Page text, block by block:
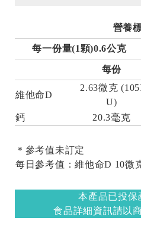
營養
每一份量(1顆)0.6公克
每份
維他命D
2.63微克
U)
鈣 20.3毫克
＊參考值未訂定
每日參考值：維他命D 10微
本產品已投保
食品詳細資訊請以